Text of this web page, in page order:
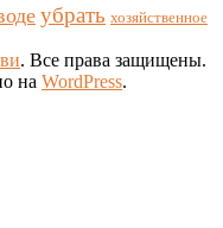
убрать хозяйственное
. Все права защищены.
на WordPress.